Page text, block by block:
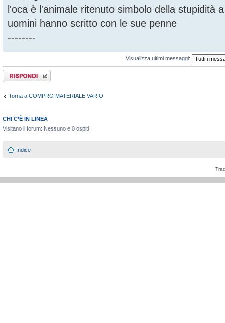
l'oca è l'animale ritenuto simbolo della stupidità
uomini hanno scritto con le sue penne
--------
Visualizza ultimi messaggi:
Rispondi al
messaggio
Torna a COMPRO MATERIALE VARIO
CHI C’È IN LINEA
Visitano il forum: Nessuno e 0 ospiti
Indice